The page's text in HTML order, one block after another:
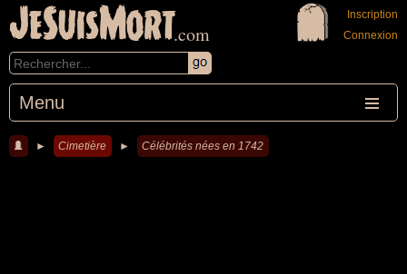
JeSuisMort.com
Menu
Inscription
Connexion
► Cimetière ► Célébrités nées en 1742